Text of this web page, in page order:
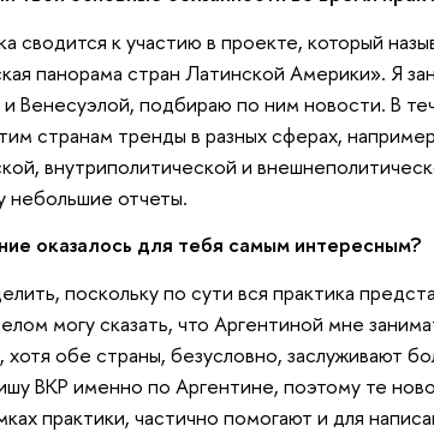
сводится к участию в проекте, который
панорама стран Латинской Америки». Я
Венесуэлой, подбираю по ним новости. В
странам тренды в разных сферах,
внутриполитической и
небольшие отчеты.
оказалось для тебя самым интересным?
поскольку по сути вся практика
могу сказать, что Аргентиной мне
хотя обе страны, безусловно, заслуживают
ВКР именно по Аргентине, поэтому те
практики, частично помогают и для